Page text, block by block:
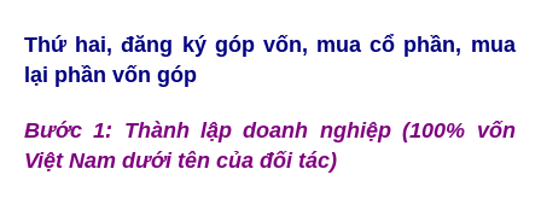
Thứ hai, đăng ký góp vốn, mua cổ phần, mua
lại phần vốn góp
Bước 1: Thành lập doanh nghiệp (100% vốn
Việt Nam dưới tên của đối tác)